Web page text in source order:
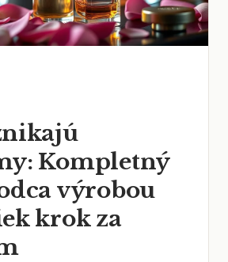
Kompletný
výrobou
krok za